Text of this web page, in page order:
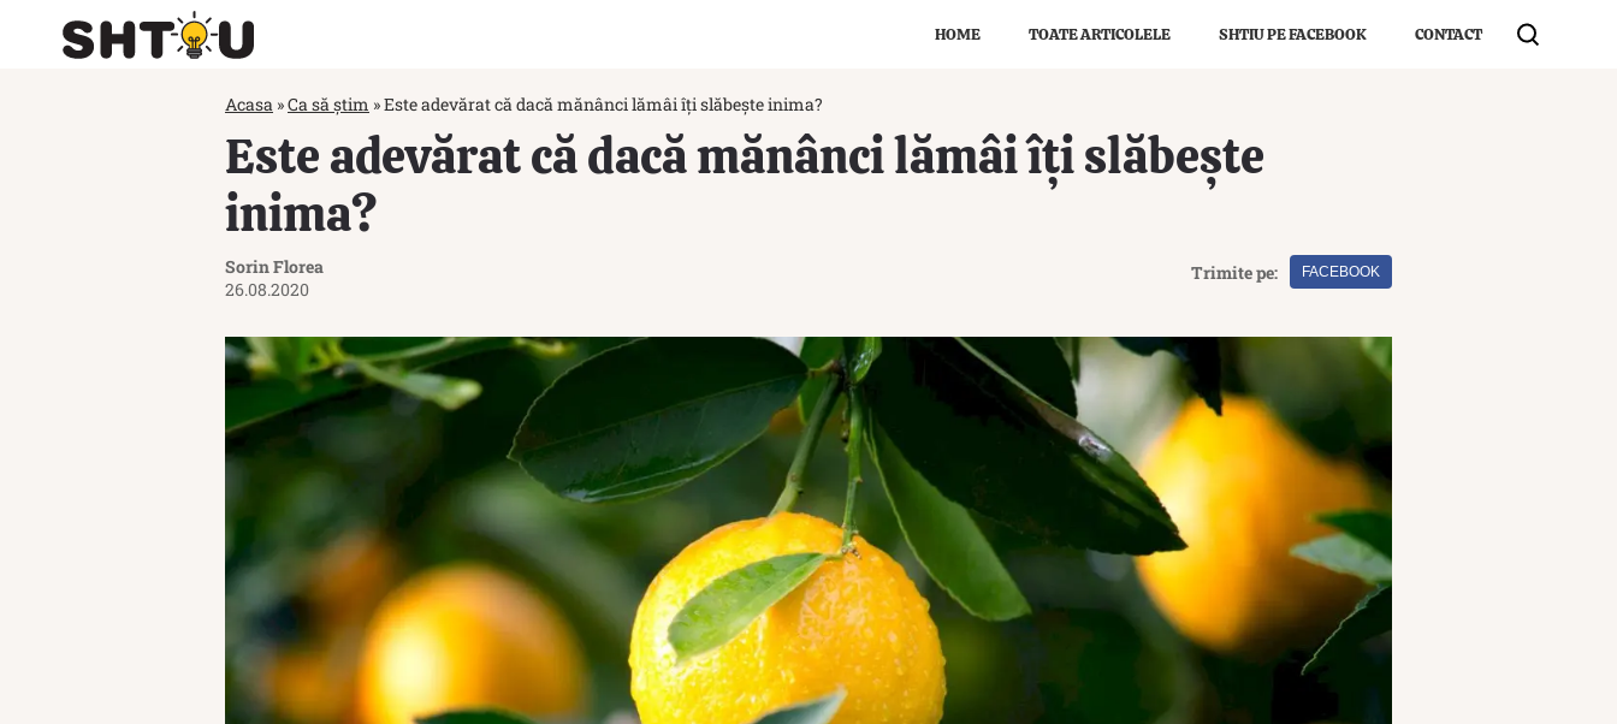
HOME TOATE ARTICOLELE SHTIU PE FACEBOOK CONTACT
Acasa »Ca să știm »Este adevărat că dacă mănânci lămâi îți slăbește inima?
Este adevărat că dacă mănânci lămâi îți slăbește
inima?
Sorin Florea
26.08.2020
Trimite pe: FACEBOOK